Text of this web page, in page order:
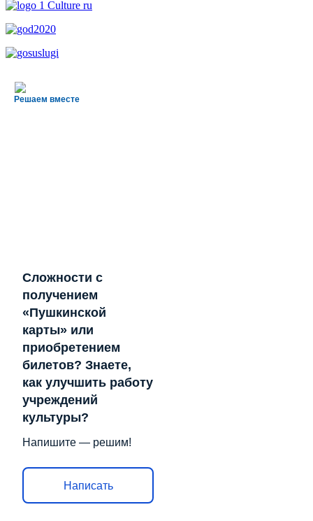
Решаем вместе
Сложности с
получением
«Пушкинской
карты» или
приобретением
билетов? Знаете,
как улучшить работу
учреждений
культуры?
Напишите — решим!
Написать